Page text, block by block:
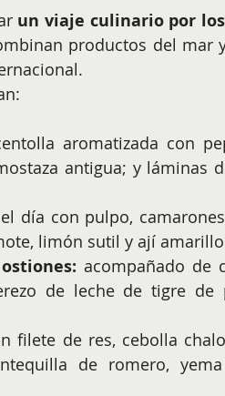
un viaje culinario por
productos del mar
aromatizada con
antigua; y láminas
día con pulpo,
limón sutil y ají
acompañado de
de leche de tigre
filete de res, cebolla
de romero,